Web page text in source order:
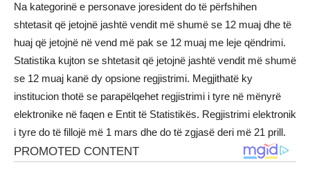
Na kategorinë e personave joresident do të përfshihen
shtetasit që jetojnë jashtë vendit më shumë se 12 muaj dhe të
huaj që jetojnë në vend më pak se 12 muaj me leje qëndrimi.
Statistika kujton se shtetasit që jetojnë jashtë vendit më shumë
se 12 muaj kanë dy opsione regjistrimi. Megjithatë ky
institucion thotë se parapëlqehet regjistrimi i tyre në mënyrë
elektronike në faqen e Entit të Statistikës. Regjistrimi elektronik
i tyre do të fillojë më 1 mars dhe do të zgjasë deri më 21 prill.